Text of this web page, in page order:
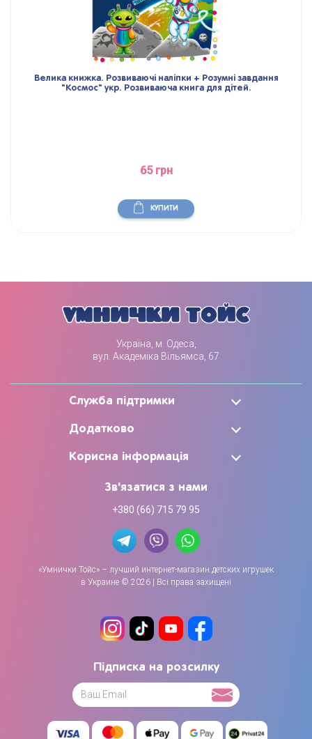
Велика книжка. Розвиваючі наліпки + Розумні завдання
"Космос" укр. Розвиваюча книга для дітей.
65 грн
КУПИТИ
Україна, м. Одеса,
вул. Академіка Вільямса, 67
Служба підтримки
Додатково
Корисна інформація
Зв'язатися з нами
+380 (66) 715 79 95
«Умнички Тойс» – лучший интернет-магазин детских игрушек
в Украине © 2026 | Всі права захищені
Підписка на розсилку